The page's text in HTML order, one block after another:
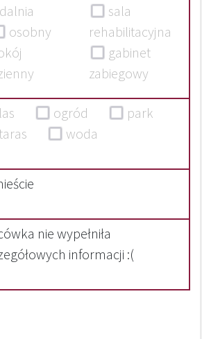
osobny
sala
rehabilitacyjna
gabinet
zabiegowy
las ogród
park
woda
nie wypełniła
informacji :(